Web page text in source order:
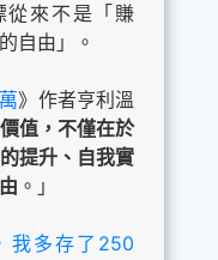
從來不是「賺
自由」。
》作者亨利溫
值，不僅在於
提升、自我實
。」
我多存了250